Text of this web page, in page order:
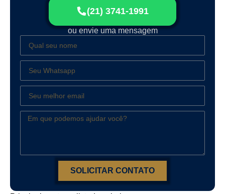
(21) 3741-1991
ou envie uma mensagem
SOLICITAR CONTATO